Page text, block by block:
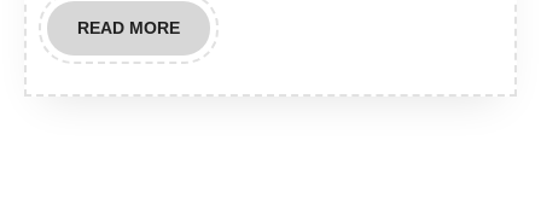
READ MOREREAD
MORE